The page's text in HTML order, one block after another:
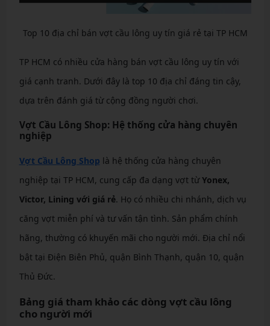
Top 10 địa chỉ bán vợt cầu lông uy tín giá rẻ tại TP HCM
TP HCM có nhiều cửa hàng bán vợt cầu lông uy tín với
giá cạnh tranh. Dưới đây là top 10 địa chỉ đáng tin cậy,
dựa trên đánh giá từ cộng đồng người chơi.
Vợt Cầu Lông Shop: Hệ thống cửa hàng chuyên
nghiệp
Vợt Cầu Lông Shop là hệ thống cửa hàng chuyên
nghiệp tại TP HCM, cung cấp đa dạng vợt từYonex,
Victor, Lining với giá rẻ. Họ có nhiều chi nhánh, dịch vụ
căng vợt miễn phí và tư vấn tận tình. Sản phẩm chính
hãng, thường có khuyến mãi cho người mới. Địa chỉ nổi
bật tại Điện Biên Phủ, quận Bình Thạnh, quận 10, quận
Thủ Đức.
Bảng giá tham khảo các dòng vợt cầu lông
cho người mới